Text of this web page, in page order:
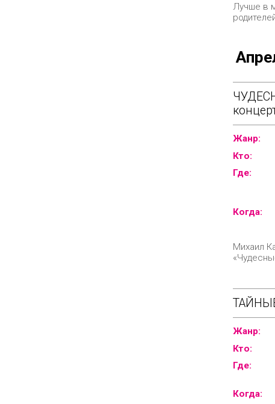
Лучше в
Жанр:
Кто:
Где:
Когда:
Михаил
Жанр:
Кто:
Где:
Когда: